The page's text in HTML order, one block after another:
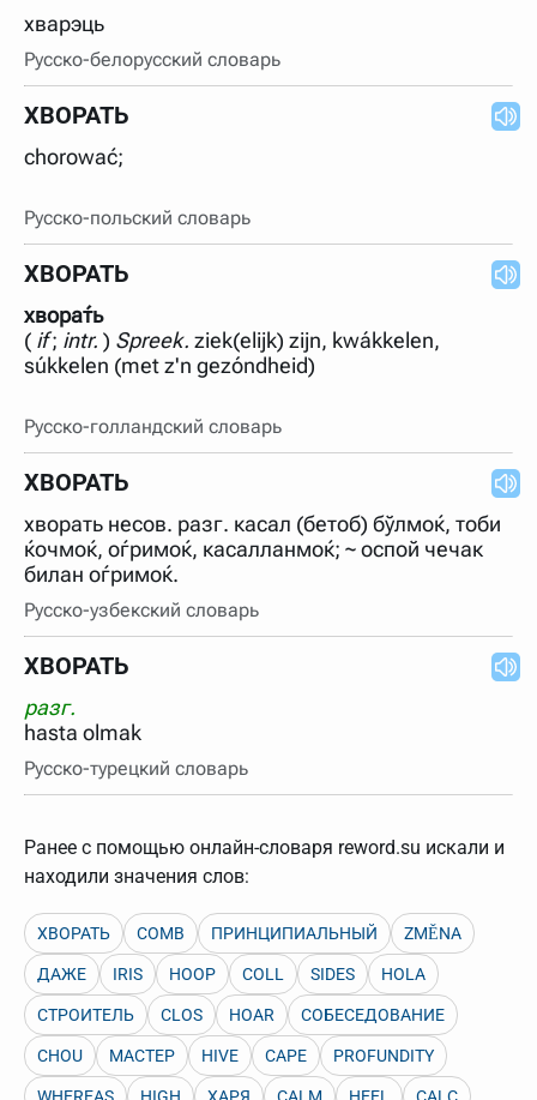
хварэць
Русско-белорусский словарь
ХВОРАТЬ
chorować;
Русско-польский словарь
ХВОРАТЬ
хвора́ть
( if; intr. ) Spreek. ziek(elijk) zijn, kwákkelen,
súkkelen (met z'n gezóndheid)
Русско-голландский словарь
ХВОРАТЬ
хворать несов. разг. касал (бетоб) бўлмоќ, тоби
ќочмоќ, оѓримоќ, касалланмоќ; ~ оспой чечак
билан оѓримоќ.
Русско-узбекский словарь
ХВОРАТЬ
разг.
hasta olmak
Русско-турецкий словарь
Ранее с помощью онлайн-словаря reword.su искали и
находили значения слов:
ХВОРАТЬ COMB ПРИНЦИПИАЛЬНЫЙ ZMĚNA
ДАЖЕ IRIS HOOP COLL SIDES HOLA
СТРОИТЕЛЬ CLOS HOAR СОБЕСЕДОВАНИЕ
CHOU МАСТЕР HIVE CAPE PROFUNDITY